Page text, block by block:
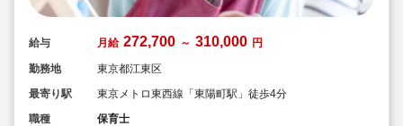
給与 月給 272,700 ～ 310,000 円
勤務地
東京都江東区
最寄り駅
東京メトロ東西線「東陽町駅」徒歩4分
職種
保育士